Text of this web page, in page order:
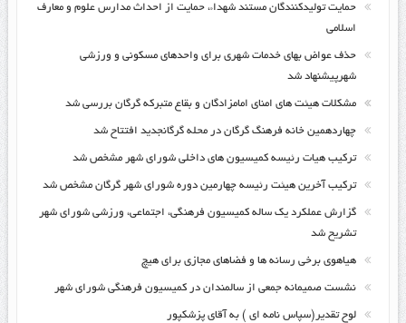
حمایت تولیدکنندگان مستند شهداء، حمایت از احداث مدارس علوم و معارف
اسلامی
حذف عواض بهای خدمات شهری برای واحدهای مسکونی و ورزشی
شهرپیشنهاد شد
مشکلات هیئت های امنای امامزادگان و بقاع متبرکه گرگان بررسی شد
چهاردهمین خانه فرهنگ گرگان در محله گرگانجدید افتتاح شد
ترکیب هیات رئیسه کمیسیون های داخلی شورای شهر مشخص شد
ترکیب آخرین هیئت رئیسه چهارمین دوره شورای شهر گرگان مشخص شد
گزارش عملکرد یک ساله کمیسیون فرهنگی، اجتماعی، ورزشی شورای شهر
تشریح شد
هیاهوی برخی رسانه ها و فضاهای مجازی برای هیچ
نشست صمیمانه جمعی از سالمندان در کمیسیون فرهنگی شورای شهر
لوح تقدیر(سپاس نامه ای ) به آقای پزشکپور